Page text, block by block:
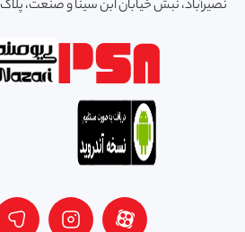
نصیرآباد، نبش خیابان ابن سینا و صنعت، پلاک 8، قطعه M1.